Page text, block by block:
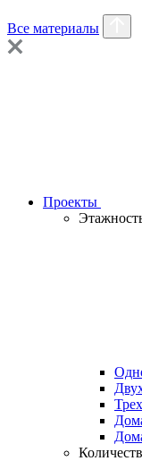
Все материалы
Проекты